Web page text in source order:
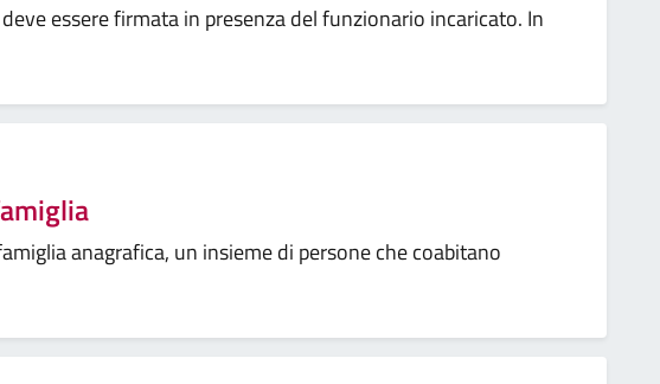
essere firmata in presenza del funzionario incaricato. In
anagrafica, un insieme di persone che coabitano